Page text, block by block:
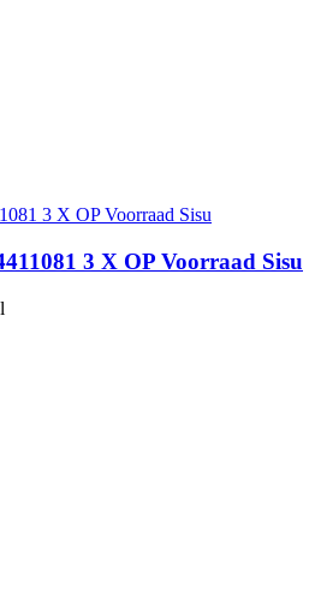
3 X OP Voorraad Sisu